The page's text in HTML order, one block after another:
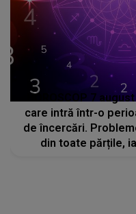
HOROSCOP 7
care intră într-o
de încercări.
din toate părțile,